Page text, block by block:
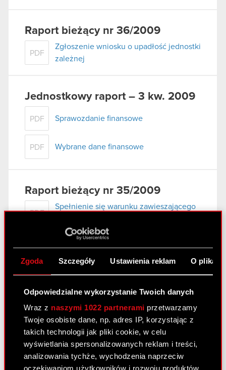
Zgoda Szczegóły Ustawienia reklam O
Odpowiedzialne wykorzystanie Twoich danych
Wraz z naszymi 1022 partnerami przetwarzamy
Twoje osobiste dane, np. adres IP, korzystając z
takich technologii jak pliki cookie, w celu
wyświetlania spersonalizowanych reklam i treści,
analizowania tychże, wychodzenia naprzeciw
Raport bieżący nr 36/2009
PDF
Zgłoszenie wniosku o upadłość jednostki
zależnej
Jednostkowy raport – 3 kw. 2009
PDF Sprawozdanie finansowe
PDF Wybrane dane finansowe
Raport bieżący nr 35/2009
PDF
Spełnienie się warunku zawieszającego
Raport bieżący nr 33/2009
Raport bieżący nr 33/2009
PDF Załącznik
Raport bieżący nr 34/2009